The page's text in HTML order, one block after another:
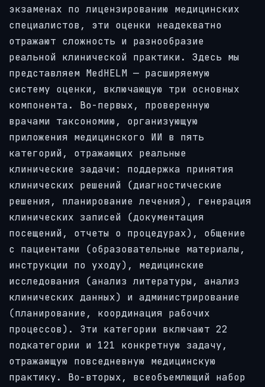
экзаменах по лицензированию медицинских
специалистов, эти оценки неадекватно
отражают сложность и разнообразие
реальной клинической практики. Здесь мы
представляем MedHELM — расширяемую
систему оценки, включающую три основных
компонента. Во-первых, проверенную
врачами таксономию, организующую
приложения медицинского ИИ в пять
категорий, отражающих реальные
клинические задачи: поддержка принятия
клинических решений (диагностические
решения, планирование лечения), генерация
клинических записей (документация
посещений, отчеты о процедурах), общение
с пациентами (образовательные материалы,
инструкции по уходу), медицинские
исследования (анализ литературы, анализ
клинических данных) и администрирование
(планирование, координация рабочих
процессов). Эти категории включают 22
подкатегории и 121 конкретную задачу,
отражающую повседневную медицинскую
практику. Во-вторых, всеобъемлющий набор